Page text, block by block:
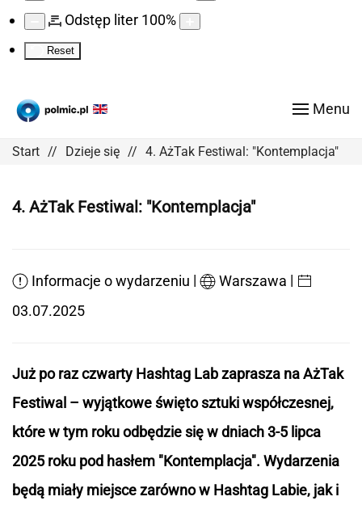
Odstęp liter 100%
Reset
Menu
Start Dzieje się 4. AżTak Festiwal: "Kontemplacja"
4. AżTak Festiwal: "Kontemplacja"
Informacje o wydarzeniu | Warszawa |
03.07.2025
Już po raz czwarty Hashtag Lab zaprasza na AżTak
Festiwal – wyjątkowe święto sztuki współczesnej,
które w tym roku odbędzie się w dniach 3-5 lipca
2025 roku pod hasłem "Kontemplacja". Wydarzenia
będą miały miejsce zarówno w Hashtag Labie, jak i